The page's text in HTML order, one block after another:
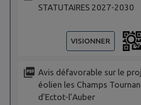
STATUTAIRES 2027-2030
VISIONNER
Avis défavorable sur le
éolien les Champs
d’Ectot-l’Auber